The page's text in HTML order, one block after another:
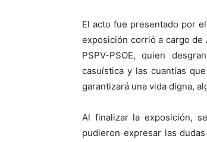
El acto fue presentado por
exposición corrió a cargo de
PSPV-PSOE, quien
casuística y las cuantías
garantizará una vida digna,
Al finalizar la exposición,
pudieron expresar las